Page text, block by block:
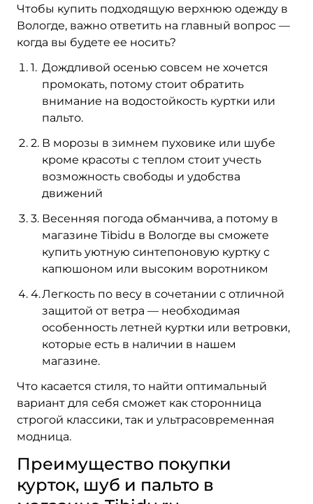
Чтобы купить подходящую верхнюю одежду в
Вологде, важно ответить на главный вопрос —
когда вы будете ее носить?
Дождливой осенью совсем не хочется
промокать, потому стоит обратить
внимание на водостойкость куртки или
пальто.
В морозы в зимнем пуховике или шубе
кроме красоты с теплом стоит учесть
возможность свободы и удобства
движений
Весенняя погода обманчива, а потому в
магазине Tibidu в Вологде вы сможете
купить уютную синтепоновую куртку с
капюшоном или высоким воротником
Легкость по весу в сочетании с отличной
защитой от ветра — необходимая
особенность летней куртки или ветровки,
которые есть в наличии в нашем
магазине.
Что касается стиля, то найти оптимальный
вариант для себя сможет как сторонница
строгой классики, так и ультрасовременная
модница.
Преимущество покупки
курток, шуб и пальто в